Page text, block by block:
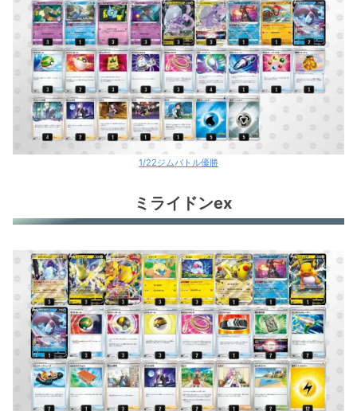
1/22ジムバトル優勝
ミライドンex